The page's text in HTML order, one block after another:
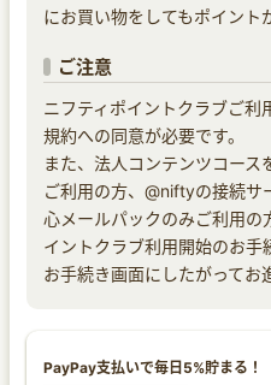
にお買い物をしてもポイント
ご注意
ニフティポイントクラブご利
規約への同意が必要です。
また、法人コンテンツコー
ご利用の方、@niftyの接続サ
心メールパックのみご利用の
イントクラブ利用開始のお手
お手続き画面にしたがってお
PayPay支払いで毎日5%貯まる！